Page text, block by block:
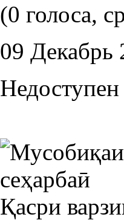
(0 голоса,
09 Декабрь